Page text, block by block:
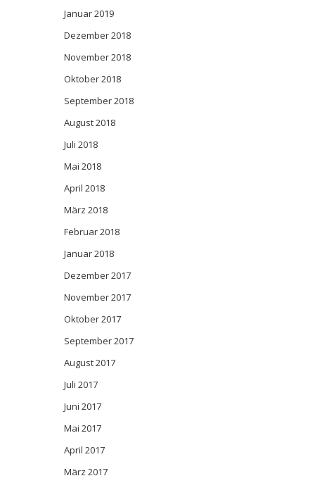
Januar 2019
Dezember 2018
November 2018
Oktober 2018
September 2018
August 2018
Juli 2018
Mai 2018
April 2018
März 2018
Februar 2018
Januar 2018
Dezember 2017
November 2017
Oktober 2017
September 2017
August 2017
Juli 2017
Juni 2017
Mai 2017
April 2017
März 2017